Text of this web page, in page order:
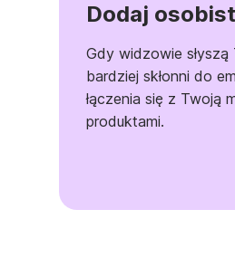
Dodaj
Gdy widzowie słyszą
bardziej skłonni do
łączenia się z Twoją
produktami.